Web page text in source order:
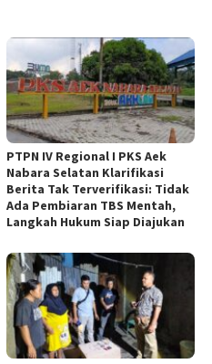
PTPN IV Regional I PKS Aek
Nabara Selatan Klarifikasi
Berita Tak Terverifikasi: Tidak
Ada Pembiaran TBS Mentah,
Langkah Hukum Siap Diajukan